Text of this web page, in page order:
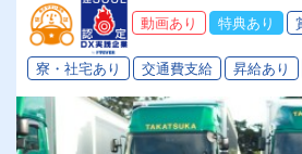
動画あり 特典あり
寮・社宅あり 交通費支給 昇給あり